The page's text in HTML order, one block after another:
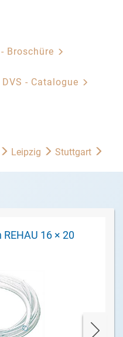
Broschüre
DVS - Catalogue
Leipzig
Stuttgart
16 × 20